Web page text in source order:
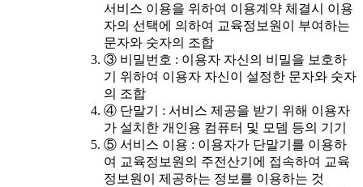
서비스 이용을 위하여 이용계약 체결시 이용
자의 선택에 의하여 교육정보원이 부여하는
문자와 숫자의 조합
③ 비밀번호 : 이용자 자신의 비밀을 보호하
기 위하여 이용자 자신이 설정한 문자와 숫자
의 조합
④ 단말기 : 서비스 제공을 받기 위해 이용자
가 설치한 개인용 컴퓨터 및 모뎀 등의 기기
⑤ 서비스 이용 : 이용자가 단말기를 이용하
여 교육정보원의 주전산기에 접속하여 교육
정보원이 제공하는 정보를 이용하는 것